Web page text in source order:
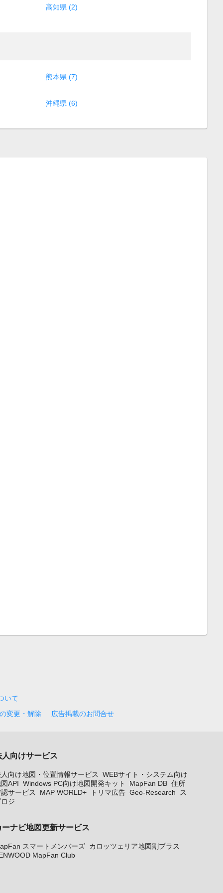
高知県 (2)
熊本県 (7)
沖縄県 (6)
いて
変更・解除 広告掲載のお問合せ
人向けサービス
向け地図・位置情報サービス
WEBサイト・システム向け
API Windows PC向け地図開発キット MapFan DB 住所
サービス
MAP WORLD+ トリマ広告 Geo-Research
ス
ジ
ーナビ地図更新サービス
スマートメンバーズ カロッツェリア地図割プラス
MapFan Club